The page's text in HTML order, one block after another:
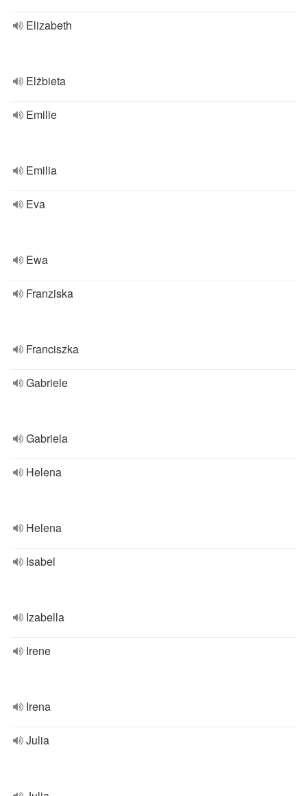
Elizabeth
Elżbieta
Emilie
Emilia
Eva
Ewa
Franziska
Franciszka
Gabriele
Gabriela
Helena
Helena
Isabel
Izabella
Irene
Irena
Julia